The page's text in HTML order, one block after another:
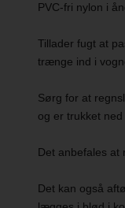
PVC-fri nylon i
Tillader fugt at
trænge ind i
Sørg for at
og er trukket ned
Det anbefales at
Det kan også